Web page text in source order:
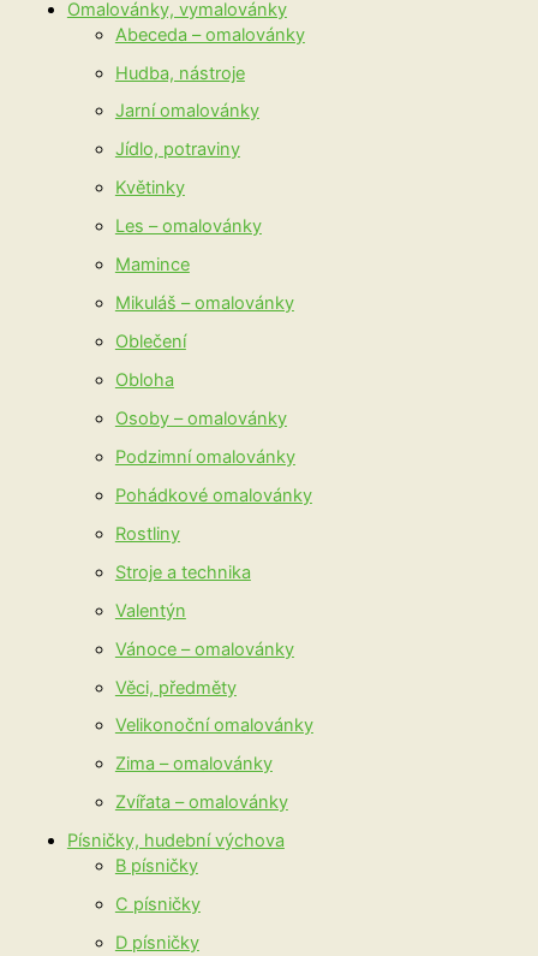
Omalovánky, vymalovánky
Abeceda – omalovánky
Hudba, nástroje
Jarní omalovánky
Jídlo, potraviny
Květinky
Les – omalovánky
Mamince
Mikuláš – omalovánky
Oblečení
Obloha
Osoby – omalovánky
Podzimní omalovánky
Pohádkové omalovánky
Rostliny
Stroje a technika
Valentýn
Vánoce – omalovánky
Věci, předměty
Velikonoční omalovánky
Zima – omalovánky
Zvířata – omalovánky
Písničky, hudební výchova
B písničky
C písničky
D písničky